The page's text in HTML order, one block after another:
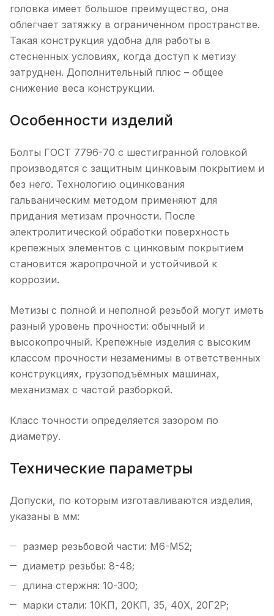
головка имеет большое преимущество, она
облегчает затяжку в ограниченном пространстве.
Такая конструкция удобна для работы в
стесненных условиях, когда доступ к метизу
затруднен. Дополнительный плюс – общее
снижение веса конструкции.
Особенности изделий
Болты ГОСТ 7796-70 с шестигранной головкой
производятся с защитным цинковым покрытием и
без него. Технологию оцинкования
гальваническим методом применяют для
придания метизам прочности. После
электролитической обработки поверхность
крепежных элементов с цинковым покрытием
становится жаропрочной и устойчивой к
коррозии.
Метизы с полной и неполной резьбой могут иметь
разный уровень прочности: обычный и
высокопрочный. Крепежные изделия с высоким
классом прочности незаменимы в ответственных
конструкциях, грузоподъёмных машинах,
механизмах с частой разборкой.
Класс точности определяется зазором по
диаметру.
Технические параметры
Допуски, по которым изготавливаются изделия,
указаны в мм:
размер резьбовой части: М6-М52;
диаметр резьбы: 8-48;
длина стержня: 10-300;
марки стали: 10КП, 20КП, 35, 40Х, 20Г2Р;